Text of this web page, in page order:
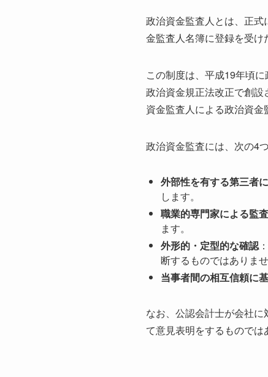
政治資金監査人とは、正
金監査人名簿に登録を受け
この制度は、平成19年頃
政治資金規正法改正で創
資金監査人による政治資金
政治資金監査には、次の4
外部性を有する第三者
します。
職業的専門家による監査
ます。
外形的・定型的な確認
断するものではありませ
当事者間の相互信頼に
なお、公認会計士が会社
て意見表明をするものでは